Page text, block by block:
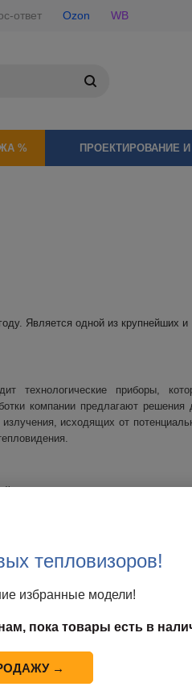
ответ Ozon WB
% ПРОЕКТИРОВАНИЕ
Является одной из крупнейших и
технологические приборы,
компании предлагают решения
исходящих от
с окружающим миром, укрепляет
и систем ночного
зданий, тестировании
процессов и многом другом.
профессиональных работников.
миру и всегда готова
тепловизоров!
избранные модели!
пока товары есть в
→